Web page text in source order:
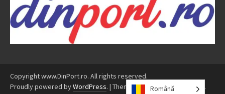
Copyright www.DinPort.ro. All rights reserved.
Proudly powered byWordPress. | Theme: Awaken byThemezHut .
Română